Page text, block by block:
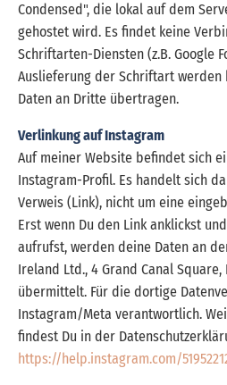
Condensed", die lokal auf dem
gehostet wird. Es findet keine
Schriftarten-Diensten (z.B. Google
Auslieferung der Schriftart werden
Daten an Dritte übertragen.
Verlinkung auf Instagram
Auf meiner Website befindet sich
Instagram-Profil. Es handelt sich
Verweis (Link), nicht um eine
Erst wenn Du den Link anklickst
aufrufst, werden deine Daten an
Ireland Ltd., 4 Grand Canal
übermittelt. Für die dortige
Instagram/Meta verantwortlich.
findest Du in der
https://help.instagram.com/